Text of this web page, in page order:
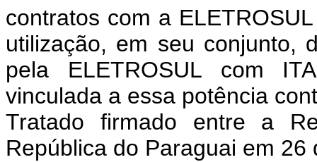
contratos com a
utilização, em seu conjunto,
pela ELETROSUL com
vinculada a essa potência
Tratado firmado entre a
República do Paraguai em